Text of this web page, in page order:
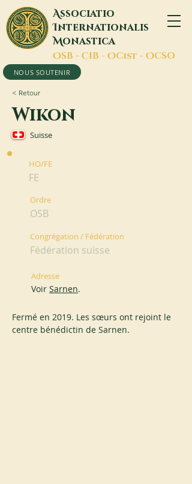
Associatio
Internationalis
Monastica
OSB - CIB - OCist - OCSO
NOUS SOUTENIR
< Retour
Wikon
Suisse
HO/FE
FE
Ordre
OSB
Congrégation / Fédération
Fédération suisse
Adresse
Voir Sarnen.
Fermé en 2019. Les sœurs ont rejoint le
centre bénédictin de Sarnen.